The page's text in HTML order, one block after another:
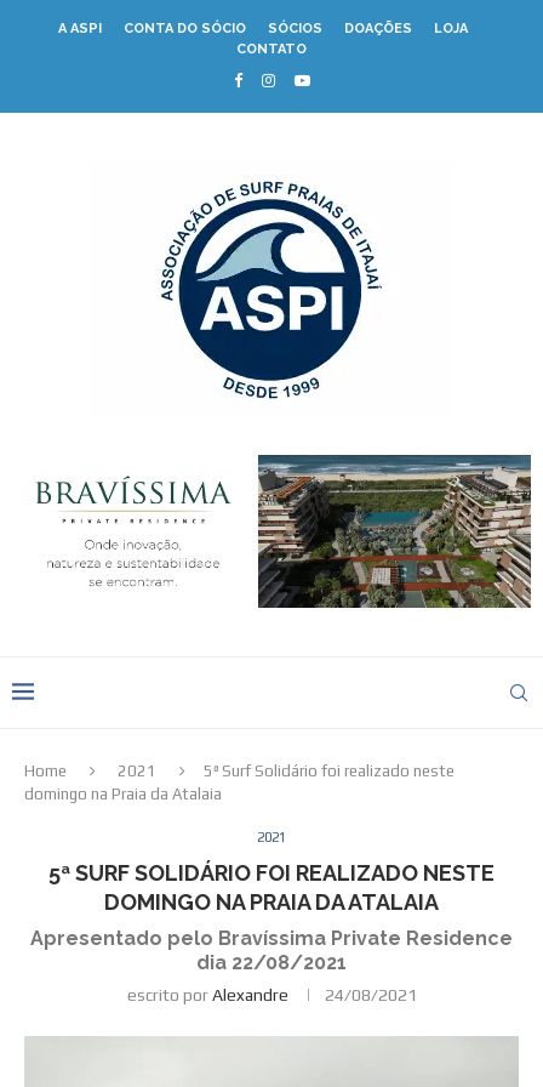
A ASPI CONTA DO SÓCIO SÓCIOS DOAÇÕES
LOJA
CONTATO
Home 2021
5ª Surf Solidário foi realizado neste
domingo na Praia da Atalaia
2021
5ª SURF SOLIDÁRIO FOI REALIZADO NESTE
DOMINGO NA PRAIA DA ATALAIA
Apresentado pelo Bravíssima Private Residence
dia 22/08/2021
escrito porAlexandre 24/08/2021